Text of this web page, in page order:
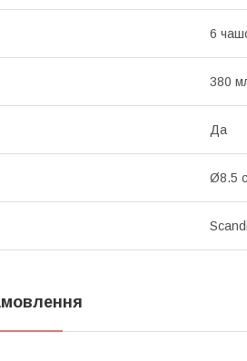
6
380
Да
Ø8.5
Scandi